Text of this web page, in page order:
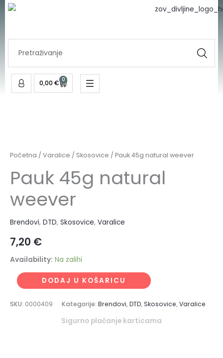
Skip
0,00 € 0
Cart
Početna / Varalice / Skosovice / Pauk 45g natural weever
Pauk 45g natural
weever
Brendovi, DTD, Skosovice, Varalice
7,20 €
Availability: Na zalihi
natural
količina
DODAJ U KOŠARICU
SKU: 0000409 Kategorije: Brendovi,DTD,Skosovice,Varalice
Sigurno plaćanje karticama
weever